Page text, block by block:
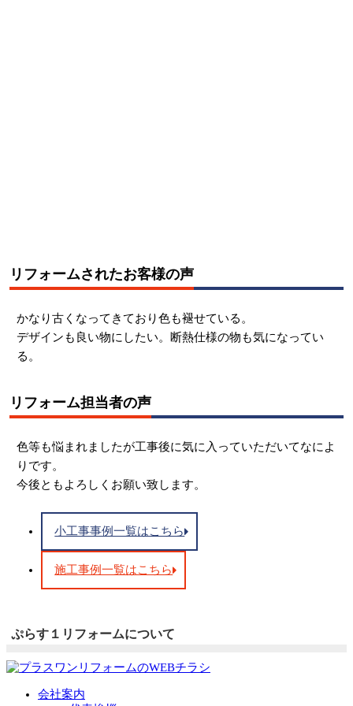
リフォームされたお客様の声
かなり古くなってきており色も褪せている。
デザインも良い物にしたい。断熱仕様の物も気になってい
る。
リフォーム担当者の声
色等も悩まれましたが工事後に気に入っていただいてなによ
りです。
今後ともよろしくお願い致します。
小工事事例一覧はこちら
施工事例一覧はこちら
ぷらす１リフォームについて
会社案内